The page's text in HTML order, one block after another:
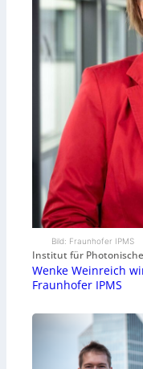
Bild: Fraunhofer IPMS
Institut für
Wenke Weinreich
Fraunhofer IPMS